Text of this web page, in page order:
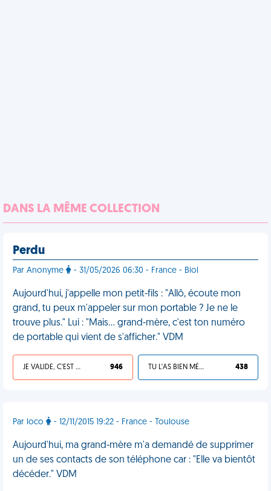
DANS LA MÊME COLLECTION
Perdu
Par Anonyme - 31/05/2026 06:30 - France - Biol
Aujourd'hui, j'appelle mon petit-fils : "Allô, écoute mon
grand, tu peux m'appeler sur mon portable ? Je ne le
trouve plus." Lui : "Mais… grand-mère, c'est ton numéro
de portable qui vient de s'afficher." VDM
JE VALIDE, C'EST UNE VDM 946 TU L'AS BIEN MÉRITÉ 438
Par loco - 12/11/2015 19:22 - France - Toulouse
Aujourd'hui, ma grand-mère m'a demandé de supprimer
un de ses contacts de son téléphone car : "Elle va bientôt
décéder." VDM